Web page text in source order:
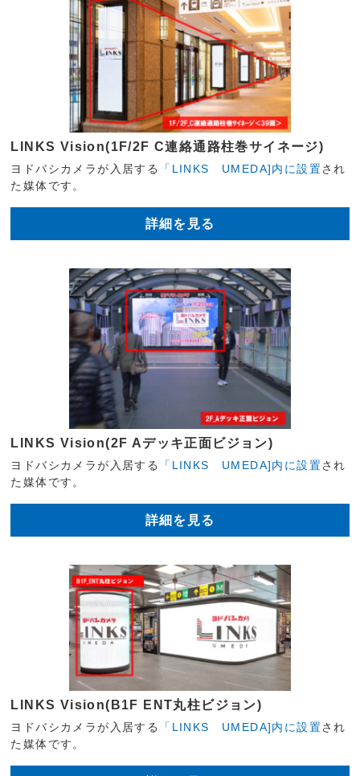
LINKS Vision(1F/2F C連絡通路柱巻サイネージ)
ヨドバシカメラが入居する 「LINKS UMEDA]内に設置され
た媒体です。
詳細を見る
LINKS Vision(2F Aデッキ正面ビジョン)
ヨドバシカメラが入居する 「LINKS UMEDA]内に設置され
た媒体です。
詳細を見る
LINKS Vision(B1F ENT丸柱ビジョン)
ヨドバシカメラが入居する 「LINKS UMEDA]内に設置され
た媒体です。